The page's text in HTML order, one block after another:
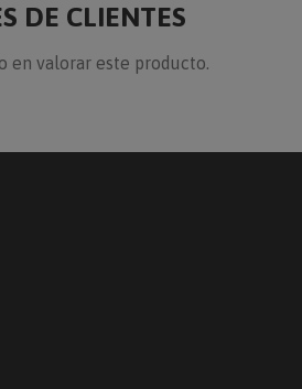
DE CLIENTES
en valorar este producto.